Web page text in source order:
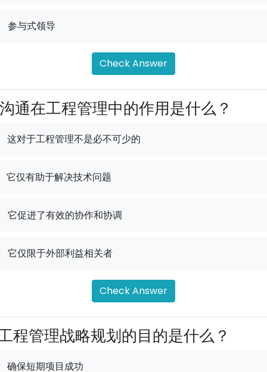
参与式领导
Check Answer
沟通在工程管理中的作用是什么？
这对于工程管理不是必不可少的
它仅有助于解决技术问题
它促进了有效的协作和协调
它仅限于外部利益相关者
Check Answer
程管理战略规划的目的是什么？
确保短期项目成功